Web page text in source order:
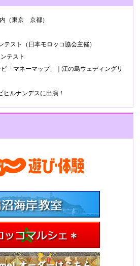
（東京 京都）
スト（日本モロッコ協会主催）
テスト
「マネーマップ」｜江の島ウェディングリ
ルナンデスに出演！